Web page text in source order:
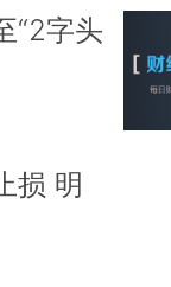
“2字头
损 明